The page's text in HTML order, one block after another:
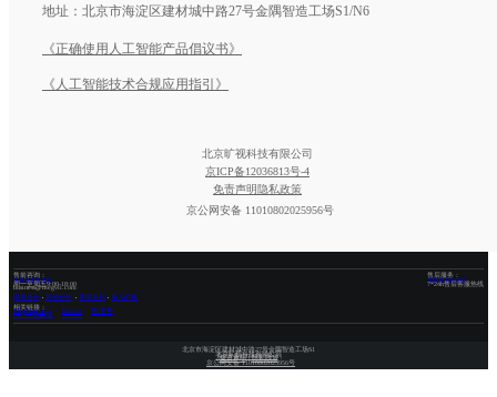
地址： 北京市海淀区建材城中路27号金隅智造工场S1/N6
《正确使用人工智能产品倡议书》
《人工智能技术合规应用指引》
北京旷视科技有限公司
京ICP备12036813号-4
免责声明 隐私政策
京公网安备 11010802025956号
售前咨询：
400-6700-866
周一至周五9:00-18:00
business@megvii.com
售后服务：
400-6060-004
7*24h售后客服热线
商务合作
其他合作 售后支持
加入旷视
相关链接：
MegEngine
FaceID企业版
Face++
FaceID
智·世界
北京市海淀区建材城中路27号金隅智造工场S1
北京旷视科技有限公司
京ICP备12036813号-4|
免责声明|隐私政策
京公网安备 11010802025956号